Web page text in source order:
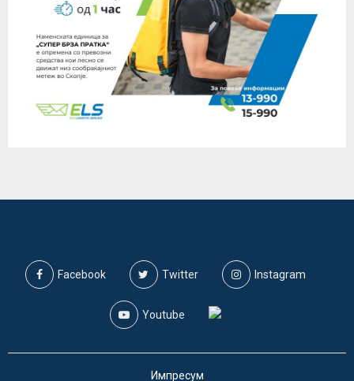
Facebook Twitter Instagram
Youtube
Импресум